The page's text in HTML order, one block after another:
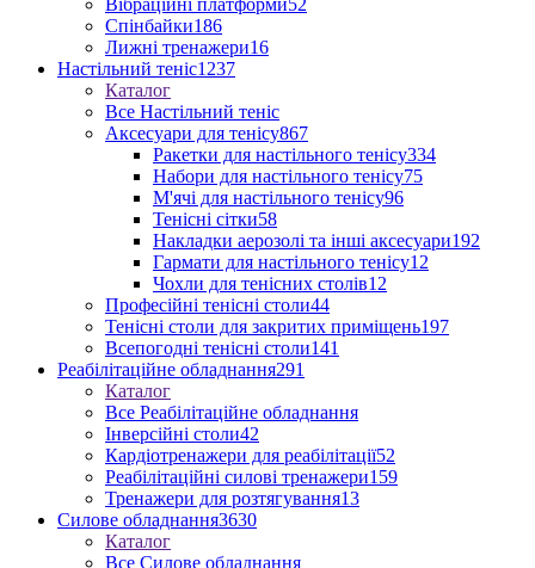
Вібраційні платформи52
Спінбайки186
Лижні тренажери16
Настільний теніс1237
Каталог
Все Настільний теніс
Аксесуари для тенісу867
Ракетки для настільного тенісу334
Набори для настільного тенісу75
М'ячі для настільного тенісу96
Тенісні сітки58
Накладки аерозолі та інші аксесуари192
Гармати для настільного тенісу12
Чохли для тенісних столів12
Професійні тенісні столи44
Тенісні столи для закритих приміщень197
Всепогодні тенісні столи141
Реабілітаційне обладнання291
Каталог
Все Реабілітаційне обладнання
Інверсійні столи42
Кардіотренажери для реабілітації52
Реабілітаційні силові тренажери159
Тренажери для розтягування13
Силове обладнання3630
Каталог
Все Силове обладнання